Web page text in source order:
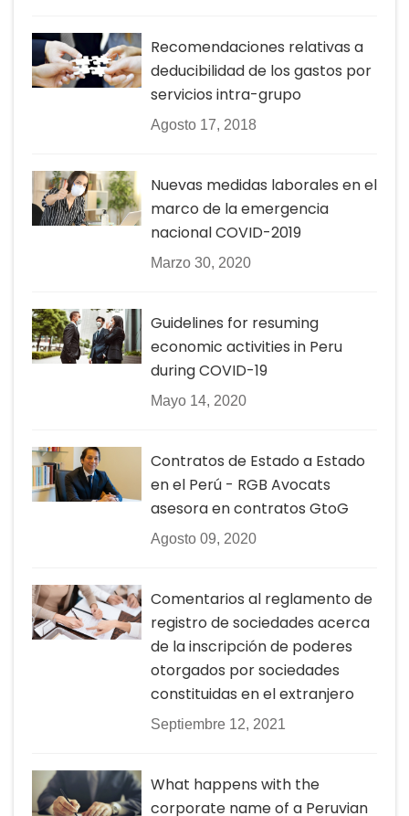
Recomendaciones relativas a
deducibilidad de los gastos por
servicios intra-grupo
Agosto 17, 2018
Nuevas medidas laborales en el
marco de la emergencia
nacional COVID-2019
Marzo 30, 2020
Guidelines for resuming
economic activities in Peru
during COVID-19
Mayo 14, 2020
Contratos de Estado a Estado
en el Perú - RGB Avocats
asesora en contratos GtoG
Agosto 09, 2020
Comentarios al reglamento de
registro de sociedades acerca
de la inscripción de poderes
otorgados por sociedades
constituidas en el extranjero
Septiembre 12, 2021
What happens with the
corporate name of a Peruvian